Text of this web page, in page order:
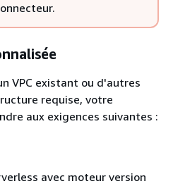
VPC existant ou d'autres
requise, votre
aux exigences suivantes :
avec moteur version